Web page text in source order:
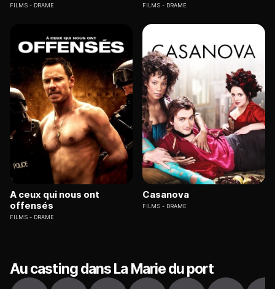
FILMS DRAME FILMS DRAME
A ceux qui nous ont
offensés
FILMS DRAME
Casanova
FILMS DRAME
Au casting dans La Marie du port